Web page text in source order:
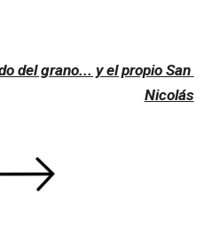
del grano... y el propio San
Nicolás